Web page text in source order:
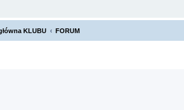
KLUBU FORUM